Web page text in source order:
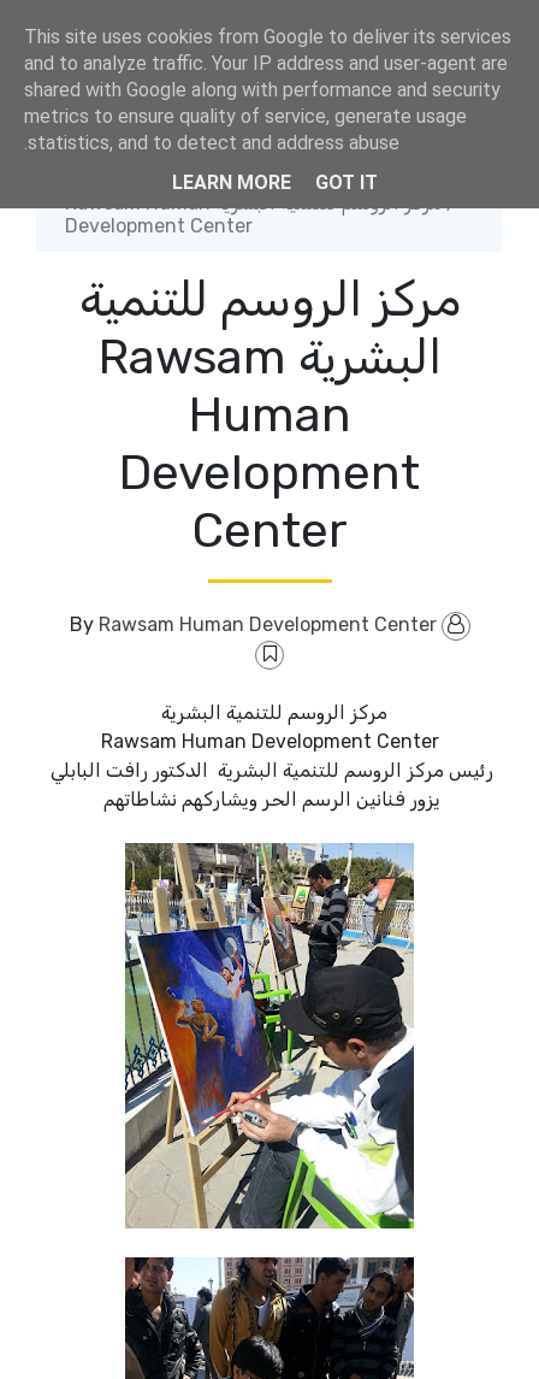
الصفحة الرئيسية
مركز الروسم للتنمية البشرية Rawsam Human
Development Center
مركز الروسم للتنمية
البشرية Rawsam
Human
Development
Center
By
Rawsam Human Development Center
مركز الروسم للتنمية البشرية
Rawsam Human Development Center
رئيس مركز الروسم للتنمية البشرية الدكتور رافت البابلي
يزور فنانين الرسم الحر ويشاركهم نشاطاتهم
This site uses cookies from Google to deliver its services
and to analyze traffic. Your IP address and user-agent are
shared with Google along with performance and security
metrics to ensure quality of service, generate usage
statistics, and to detect and address abuse.
LEARN MORE
GOT IT